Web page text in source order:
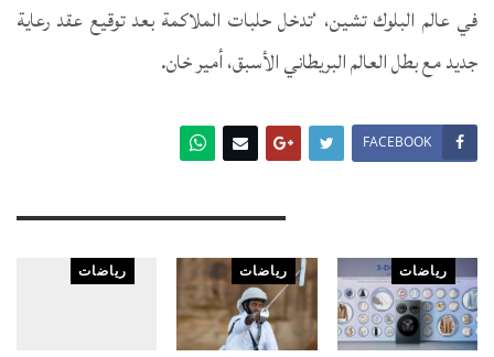
في عالم البلوك تشين، ‘تدخل حلبات الملاكمة بعد توقيع عقد رعاية
جديد مع بطل العالم البريطاني الأسبق، أمير خان.
FACEBOOK
رياضات رياضات رياضات